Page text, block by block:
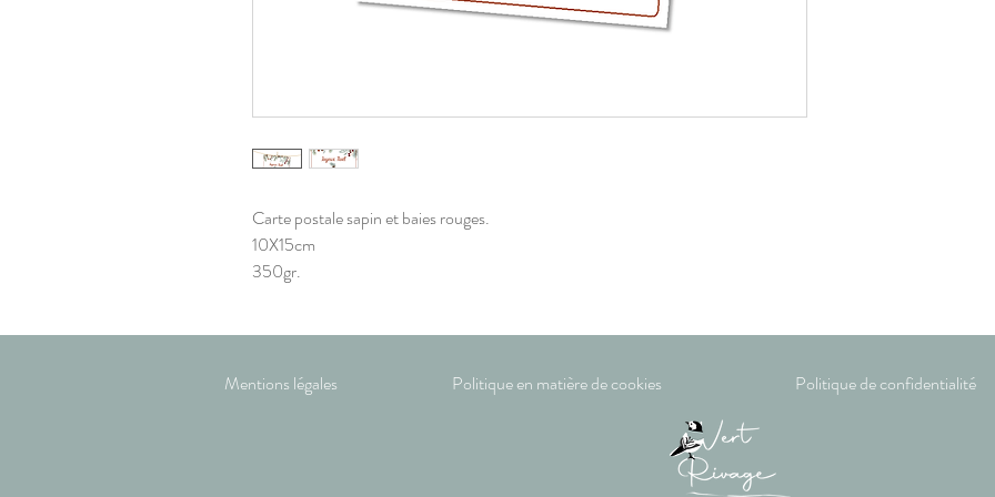
Carte postale sapin et baies rouges.
10X15cm
350gr.
Mentions légales Politique en matière de cookies Politique de confidentialité